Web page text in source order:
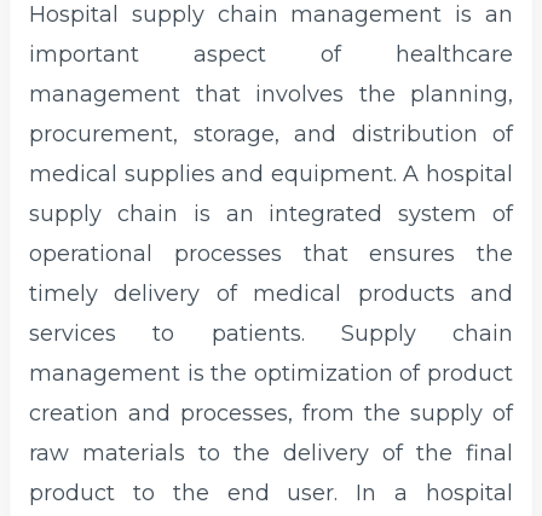
Hospital supply chain management is an
important aspect of healthcare
management that involves the planning,
procurement, storage, and distribution of
medical supplies and equipment. A hospital
supply chain is an integrated system of
operational processes that ensures the
timely delivery of medical products and
services to patients. Supply chain
management is the optimization of product
creation and processes, from the supply of
raw materials to the delivery of the final
product to the end user. In a hospital